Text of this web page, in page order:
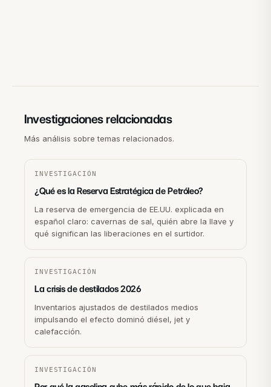
Investigaciones relacionadas
Más análisis sobre temas relacionados.
INVESTIGACIÓN
¿Qué es la Reserva Estratégica de Petróleo?
La reserva de emergencia de EE.UU. explicada en
español claro: cavernas de sal, quién abre la llave y
qué significan las liberaciones en el surtidor.
INVESTIGACIÓN
La crisis de destilados 2026
Inventarios ajustados de destilados medios
impulsando el efecto dominó diésel, jet y
calefacción.
INVESTIGACIÓN